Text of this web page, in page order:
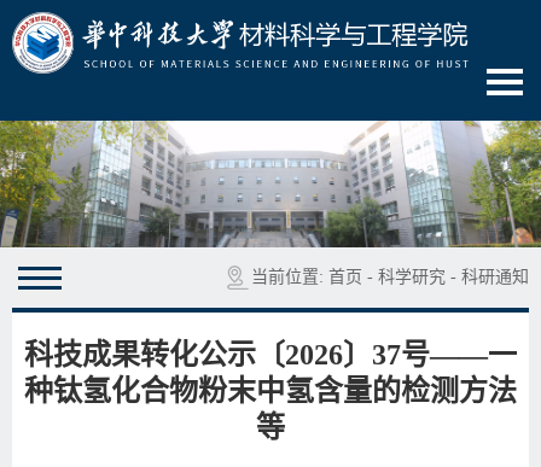
当前位置: 首页 - 科学研究 - 科研通知
科技成果转化公示〔2026〕37号——一
种钛氢化合物粉末中氢含量的检测方法
等